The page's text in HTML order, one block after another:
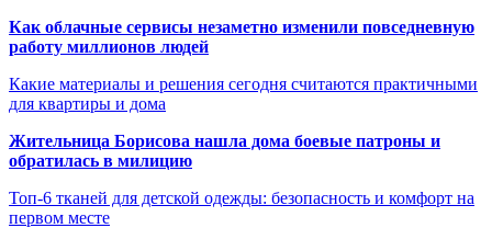
Как облачные сервисы незаметно изменили повседневную
работу миллионов людей
Какие материалы и решения сегодня считаются практичными
для квартиры и дома
Жительница Борисова нашла дома боевые патроны и
обратилась в милицию
Топ-6 тканей для детской одежды: безопасность и комфорт на
первом месте